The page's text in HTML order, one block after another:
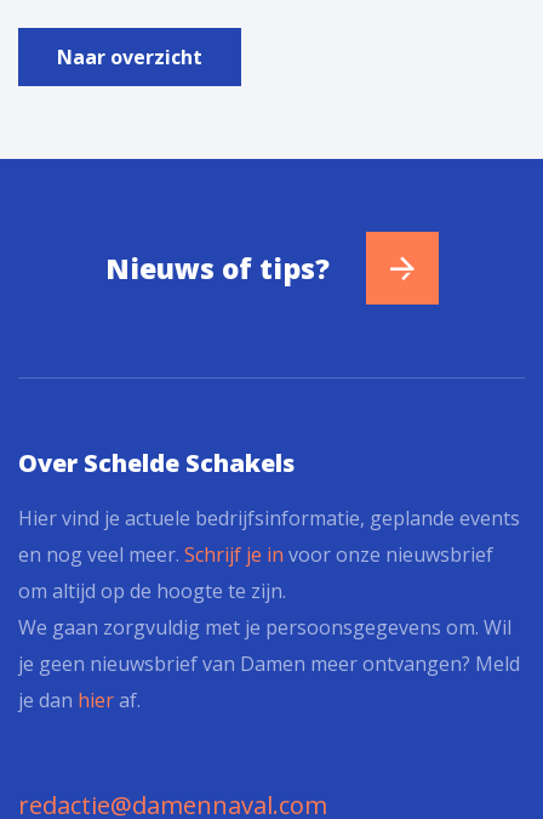
Naar overzicht
Nieuws of tips?
Over Schelde Schakels
Hier vind je actuele bedrijfsinformatie, geplande events
en nog veel meer. Schrijf je in voor onze nieuwsbrief
om altijd op de hoogte te zijn.
We gaan zorgvuldig met je persoonsgegevens om. Wil
je geen nieuwsbrief van Damen meer ontvangen? Meld
je dan hieraf.
redactie@damennaval.com